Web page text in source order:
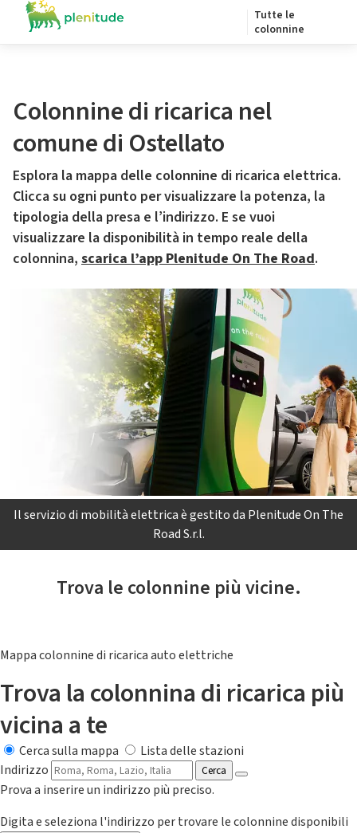
Tutte le
colonnine
Colonnine di ricarica nel
comune di Ostellato
Esplora la mappa delle colonnine di ricarica elettrica.
Clicca su ogni punto per visualizzare la potenza, la
tipologia della presa e l’indirizzo. E se vuoi
visualizzare la disponibilità in tempo reale della
colonnina, scarica l’app Plenitude On The Road.
Il servizio di mobilità elettrica è gestito da Plenitude On The
Road S.r.l.
Trova le colonnine più vicine.
Mappa colonnine di ricarica auto elettriche
Trova la colonnina di ricarica più
vicina a te
Cerca sulla mappa
Lista delle stazioni
Indirizzo
Cerca
Prova a inserire un indirizzo più preciso.
Digita e seleziona l'indirizzo per trovare le colonnine disponibili